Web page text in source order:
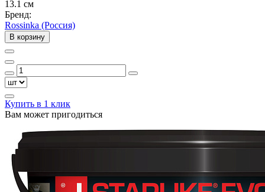
13.1 см
Бренд:
Rossinka (Россия)
В корзину
Купить в 1 клик
Вам может пригодиться